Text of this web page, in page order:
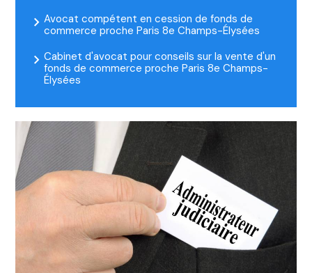
Avocat compétent en cession de fonds de
commerce proche Paris 8e Champs-Élysées
Cabinet d'avocat pour conseils sur la vente d'un
fonds de commerce proche Paris 8e Champs-
Élysées